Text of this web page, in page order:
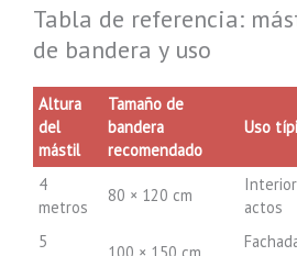
Tabla de referencia:
de bandera y uso
Altura
del
mástil
Tamaño de
bandera
recomendado
Uso
4
metros
80 × 120 cm
actos
5